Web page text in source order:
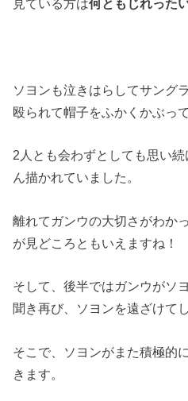
見ている方は何ともじれった
ソヨンも泣きはらしてサング
殴られて帽子をふかくかぶっ
2人とも会わずとしても思い
ん描かれていました。
離れてガンウの大切さがわか
が見どころともいえますね！
そして、後半ではガンウがソ
聞き再び、ソヨンを遠ざけて
そこで、ソヨンがまた積極的
きます。